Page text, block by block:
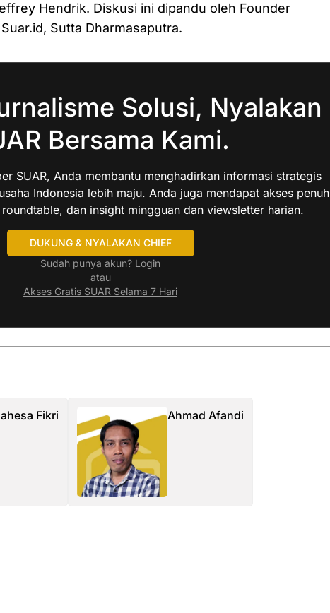
Hendrik. Diskusi ini dipandu oleh Founder
Sutta Dharmasaputra.
Solusi, Nyalakan
Bersama Kami.
SUAR, Anda membantu menghadirkan informasi strategis
Indonesia lebih maju. Anda juga mendapat akses penuh
dan insight mingguan dan viewsletter harian.
DUKUNG & NYALAKAN CHIEF
Sudah punya akun? Login
atau
Akses Gratis SUAR Selama 7 Hari
Fikri Ahmad Afandi